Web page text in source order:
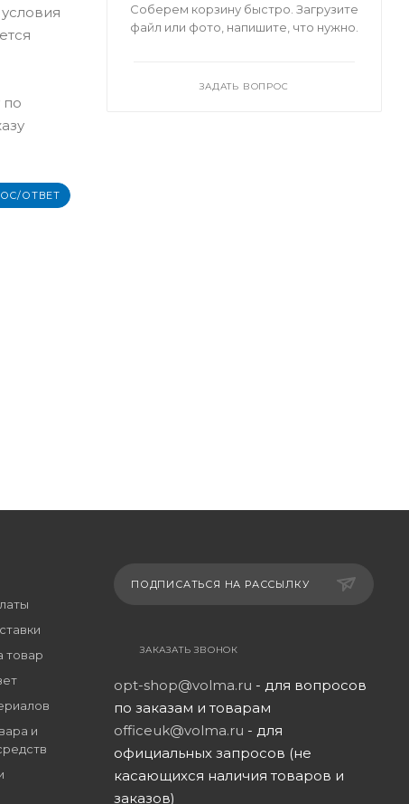
по
ОТВЕТ
Соберем корзину быстро. Загрузите
файл или фото, напишите, что нужно.
ЗАДАТЬ ВОПРОС
товар
и
ПОДПИСАТЬСЯ НА РАССЫЛКУ
ЗАКАЗАТЬ ЗВОНОК
opt-shop@volma.ru - для вопросов
по заказам и товарам
officeuk@volma.ru - для
официальных запросов (не
касающихся наличия товаров и
заказов)